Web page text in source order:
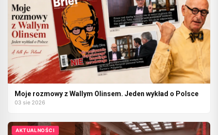
Moje rozmowy z Wallym Olinsem. Jeden wykład o Polsce
03 sie 2026
AKTUALNOŚCI